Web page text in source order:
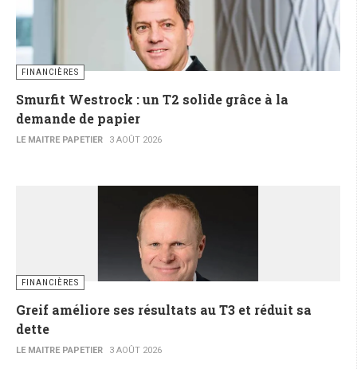
FINANCIÈRES
Smurfit Westrock : un T2 solide grâce à la
demande de papier
LE MAITRE PAPETIER 3 AOÛT 2026
FINANCIÈRES
Greif améliore ses résultats au T3 et réduit sa
dette
LE MAITRE PAPETIER 3 AOÛT 2026